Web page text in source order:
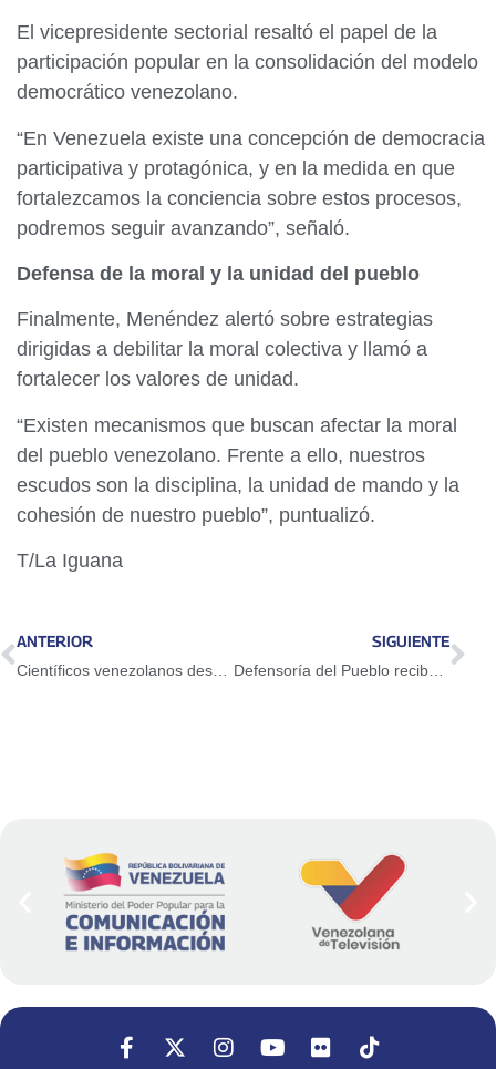
El vicepresidente sectorial resaltó el papel de la
participación popular en la consolidación del modelo
democrático venezolano.
“En Venezuela existe una concepción de democracia
participativa y protagónica, y en la medida en que
fortalezcamos la conciencia sobre estos procesos,
podremos seguir avanzando”, señaló.
Defensa de la moral y la unidad del pueblo
Finalmente, Menéndez alertó sobre estrategias
dirigidas a debilitar la moral colectiva y llamó a
fortalecer los valores de unidad.
“Existen mecanismos que buscan afectar la moral
del pueblo venezolano. Frente a ello, nuestros
escudos son la disciplina, la unidad de mando y la
cohesión de nuestro pueblo”, puntualizó.
T/La Iguana
ANTERIOR SIGUIENTE
Defensoría del Pueblo recibe demandas de trabajadores y familiares detenidos